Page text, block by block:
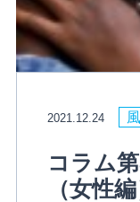
2021.12.24
コラム
（女性編